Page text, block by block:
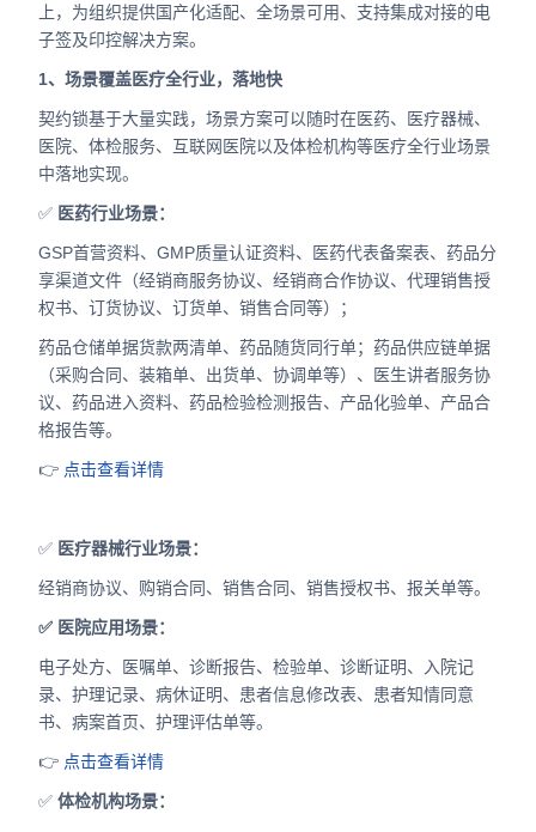
上，为组织提供国产化适配、全场景可用、支持集成对接的电
子签及印控解决方案。
1、场景覆盖医疗全行业，落地快
契约锁基于大量实践，场景方案可以随时在医药、医疗器械、
医院、体检服务、互联网医院以及体检机构等医疗全行业场景
中落地实现。
✅ 医药行业场景：
GSP首营资料、GMP质量认证资料、医药代表备案表、药品分
享渠道文件（经销商服务协议、经销商合作协议、代理销售授
权书、订货协议、订货单、销售合同等）；
药品仓储单据货款两清单、药品随货同行单；药品供应链单据
（采购合同、装箱单、出货单、协调单等）、医生讲者服务协
议、药品进入资料、药品检验检测报告、产品化验单、产品合
格报告等。
👉 点击查看详情
✅ 医疗器械行业场景：
经销商协议、购销合同、销售合同、销售授权书、报关单等。
✅ 医院应用场景：
电子处方、医嘱单、诊断报告、检验单、诊断证明、入院记
录、护理记录、病休证明、患者信息修改表、患者知情同意
书、病案首页、护理评估单等。
👉 点击查看详情
✅ 体检机构场景：